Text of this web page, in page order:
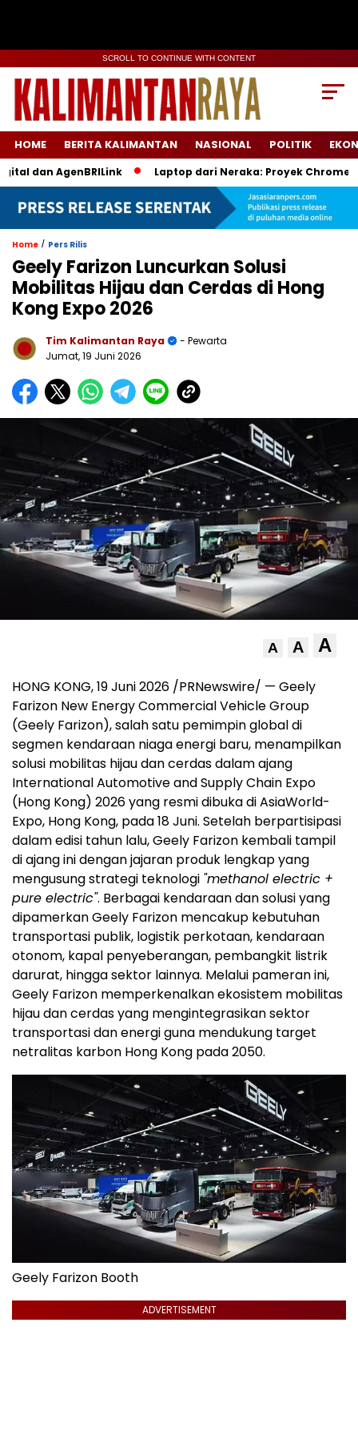
SCROLL TO CONTINUE WITH CONTENT
HOME BERITA KALIMANTAN NASIONAL POLITIK
AgenBRILink Laptop dari Neraka: Proyek
Home / Pers Rilis
Geely Farizon Luncurkan Solusi
Mobilitas Hijau dan Cerdas di Hong
Kong Expo 2026
Tim Kalimantan Raya
- Pewarta
Jumat, 19 Juni 2026
A A A
HONG KONG, 19 Juni 2026 /PRNewswire/ — Geely
Farizon New Energy Commercial Vehicle Group
(Geely Farizon), salah satu pemimpin global di
segmen kendaraan niaga energi baru, menampilkan
solusi mobilitas hijau dan cerdas dalam ajang
International Automotive and Supply Chain Expo
(Hong Kong) 2026 yang resmi dibuka di AsiaWorld-
Expo, Hong Kong, pada 18 Juni. Setelah berpartisipasi
dalam edisi tahun lalu, Geely Farizon kembali tampil
di ajang ini dengan jajaran produk lengkap yang
mengusung strategi teknologi "methanol electric +
pure electric". Berbagai kendaraan dan solusi yang
dipamerkan Geely Farizon mencakup kebutuhan
transportasi publik, logistik perkotaan, kendaraan
otonom, kapal penyeberangan, pembangkit listrik
darurat, hingga sektor lainnya. Melalui pameran ini,
Geely Farizon memperkenalkan ekosistem mobilitas
hijau dan cerdas yang mengintegrasikan sektor
transportasi dan energi guna mendukung target
netralitas karbon Hong Kong pada 2050.
Geely Farizon Booth
ADVERTISEMENT